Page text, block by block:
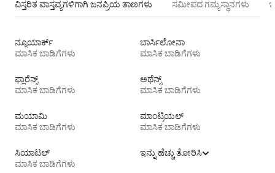
ವಿಸ್ತರಿತ ವಾಸ್ತವ್ಯಗಳಿಗಾಗಿ ಜನಪ್ರಿಯ ತಾಣಗಳು ಸಮೀಪದ ಗಮ್ಯಸ್ಥಾನಗಳು
ನ್ಯೂಯಾರ್ಕ್
ಮಾಸಿಕ ಬಾಡಿಗೆಗಳು
ಬಾರ್ಸಿಲೋನಾ
ಮಾಸಿಕ ಬಾಡಿಗೆಗಳು
ಫ್ಲಾರೆನ್ಸ್
ಮಾಸಿಕ ಬಾಡಿಗೆಗಳು
ಅಥೆನ್ಸ್
ಮಾಸಿಕ ಬಾಡಿಗೆಗಳು
ಮಯಾಮಿ
ಮಾಸಿಕ ಬಾಡಿಗೆಗಳು
ಮಾಂಟ್ರಿಯಲ್
ಮಾಸಿಕ ಬಾಡಿಗೆಗಳು
ಸಿಯಾಟಲ್
ಮಾಸಿಕ ಬಾಡಿಗೆಗಳು
ಇನ್ನು ಹೆಚ್ಚು ತೋರಿಸಿ